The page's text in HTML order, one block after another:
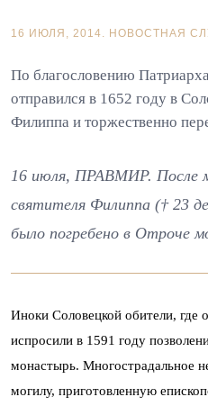
16 ИЮЛЯ, 2014. НОВОСТНАЯ
По благословению
отправился в 1652 году в
Филиппа и торжественно
16 июля, ПРАВМИР. После
святителя Филиппа († 23
было погребено в Отроче
Иноки Соловецкой обители, где
испросили в 1591 году
монастырь. Многострадальное
могилу, приготовленную